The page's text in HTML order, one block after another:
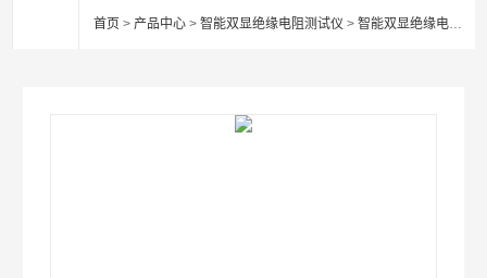
首页 >产品中心 >智能双显绝缘电阻测试仪 >智能双显绝缘电阻测试仪